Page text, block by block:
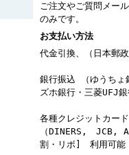
ご注文やご質問メー
のみです。
お支払い方法
代金引換、（日本郵政
銀行振込 （ゆうちょ
ズホ銀行・三菱UFJ銀
各種クレジットカード
（DINERS, JCB,
割・リボ] 利用可能